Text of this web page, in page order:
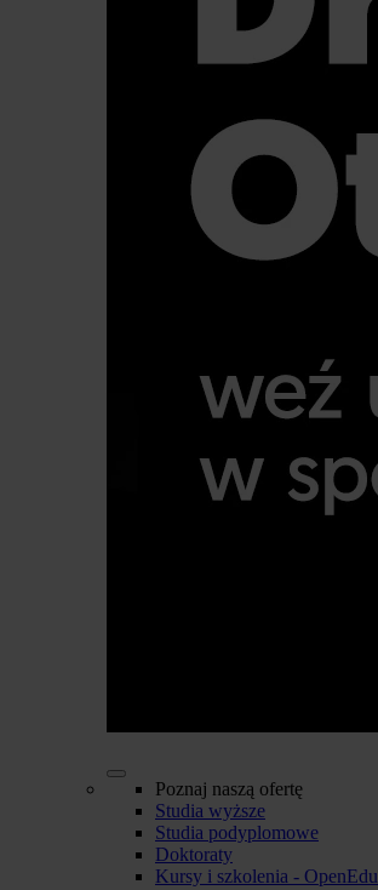
Poznaj naszą ofertę
Studia wyższe
Studia podyplomowe
Doktoraty
Kursy i szkolenia - OpenEdu